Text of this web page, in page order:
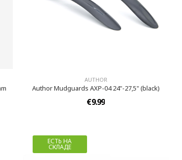
AUTHOR
Author Mudguards AXP-04 24"-27,5" (black)
€9.99
ЕСТЬ НА
СКЛАДЕ